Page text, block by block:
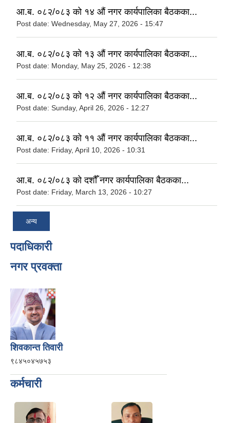
आ.ब. ०८२/०८३ को १४ औं नगर कार्यपालिका बैठकका...
Post date: Wednesday, May 27, 2026 - 15:47
आ.ब. ०८२/०८३ को १३ औं नगर कार्यपालिका बैठकका...
Post date: Monday, May 25, 2026 - 12:38
आ.ब. ०८२/०८३ को १२ औं नगर कार्यपालिका बैठकका...
Post date: Sunday, April 26, 2026 - 12:27
आ.ब. ०८२/०८३ को ११ औं नगर कार्यपालिका बैठकका...
Post date: Friday, April 10, 2026 - 10:31
आ.ब. ०८२/०८३ को दशौँ नगर कार्यपालिका बैठकका...
Post date: Friday, March 13, 2026 - 10:27
अन्य
पदाधिकारी
नगर प्रवक्ता
शिवकान्त तिवारी
९८४५०४५७५३
कर्मचारी